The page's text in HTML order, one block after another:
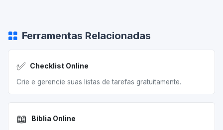
Ferramentas Relacionadas
✅ Checklist Online
Crie e gerencie suas listas de tarefas gratuitamente.
📖 Bíblia Online